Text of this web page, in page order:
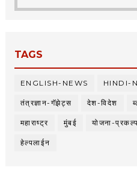
TAGS
ENGLISH-NEWS HINDI-
तंत्रज्ञान-गॅझेट्स देश-विदेश
महाराष्ट्र मुंबई योजना-प्रकल्प
हेल्पलाईन